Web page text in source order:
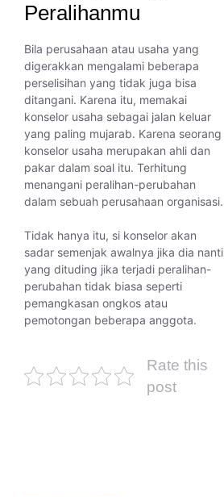
Peralihanmu
Bila perusahaan atau usaha yang
digerakkan mengalami beberapa
perselisihan yang tidak juga bisa
ditangani. Karena itu, memakai
konselor usaha sebagai jalan keluar
yang paling mujarab. Karena seorang
konselor usaha merupakan ahli dan
pakar dalam soal itu. Terhitung
menangani peralihan-perubahan
dalam sebuah perusahaan organisasi.
Tidak hanya itu, si konselor akan
sadar semenjak awalnya jika dia nanti
yang dituding jika terjadi peralihan-
perubahan tidak biasa seperti
pemangkasan ongkos atau
pemotongan beberapa anggota.
Rate this
post